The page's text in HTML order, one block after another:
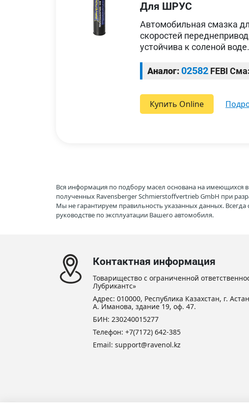
Для ШРУС
Автомобильная смазка
скоростей
устойчива к соленой воде.
Аналог: 02582 FEBI
Купить Online
Вся информация по подбору масел основана на
полученных Ravensberger Schmierstoffvertrieb GmbH при
Мы не гарантируем правильность указанных данных.
руководстве по эксплуатации Вашего автомобиля.
Контактная информация
Товарищество с ограниченной
Лубрикантс»
Адрес: 010000, Республика Казахстан, г.
А. Иманова, здание 19, оф. 47.
БИН: 230240015277
Телефон: +7(7172) 642-385
Email: support@ravenol.kz